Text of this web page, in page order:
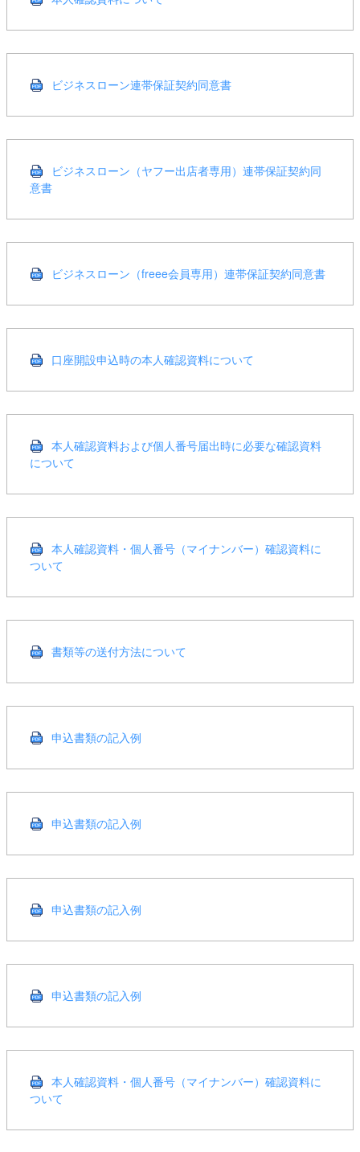
ビジネスローン連帯保証契約同意書
ビジネスローン（ヤフー出店者専用）連帯保証契約同
意書
ビジネスローン（freee会員専用）連帯保証契約同意書
口座開設申込時の本人確認資料について
本人確認資料および個人番号届出時に必要な確認資料
について
本人確認資料・個人番号（マイナンバー）確認資料に
ついて
書類等の送付方法について
申込書類の記入例
申込書類の記入例
申込書類の記入例
申込書類の記入例
本人確認資料・個人番号（マイナンバー）確認資料に
ついて